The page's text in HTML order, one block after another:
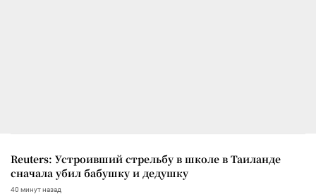
Reuters: Устроивший стрельбу в школе в Таиланде
сначала убил бабушку и дедушку
40 минут назад